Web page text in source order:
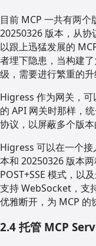
目前 MCP 一共有两
20250326 版本，从
以跟上迅猛发展的
者埋下隐患，当构建
级，需要进行繁重的升
Higress 作为网关，
的 API 网关时那样，
协议，以屏蔽多个版本
Higress 可以在一个接
本和 20250326 版本
POST+SSE 模式，以
支持 WebSocket，支
优雅断开，为 MCP 的
2.4 托管 MCP